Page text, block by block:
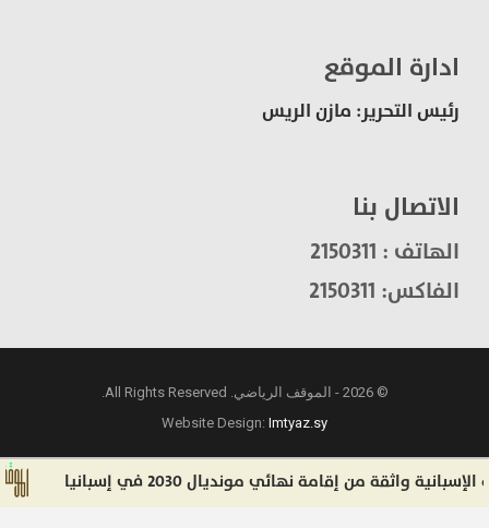
ادارة الموقع
رئيس التحرير: مازن الريس
الاتصال بنا
الهاتف : 2150311
الفاكس: 2150311
© 2026 - الموقف الرياضي. All Rights Reserved.
Website Design:Imtyaz.sy
واثقة من إقامة نهائي مونديال 2030 في إسبانيا